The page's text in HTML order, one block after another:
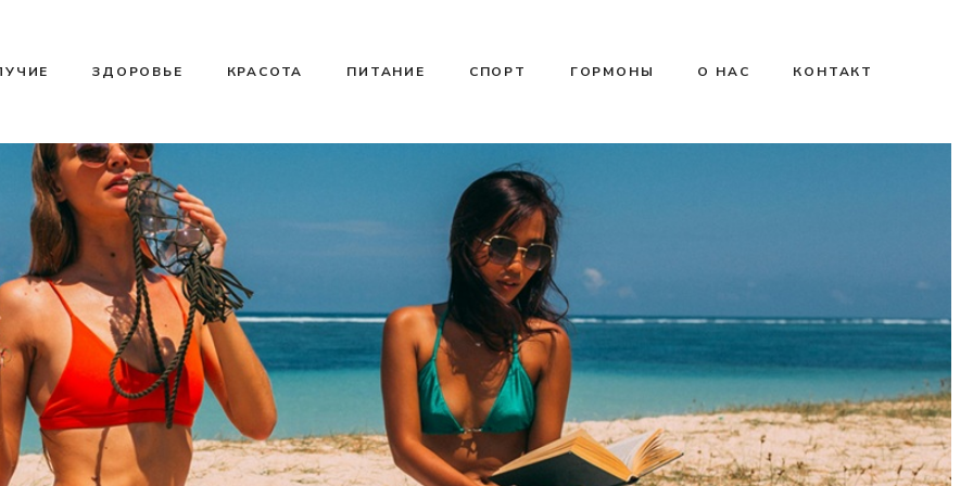
ЗДОРОВЬЕ КРАСОТА ПИТАНИЕ СПОРТ ГОРМОНЫ О НАС КОНТАКТ